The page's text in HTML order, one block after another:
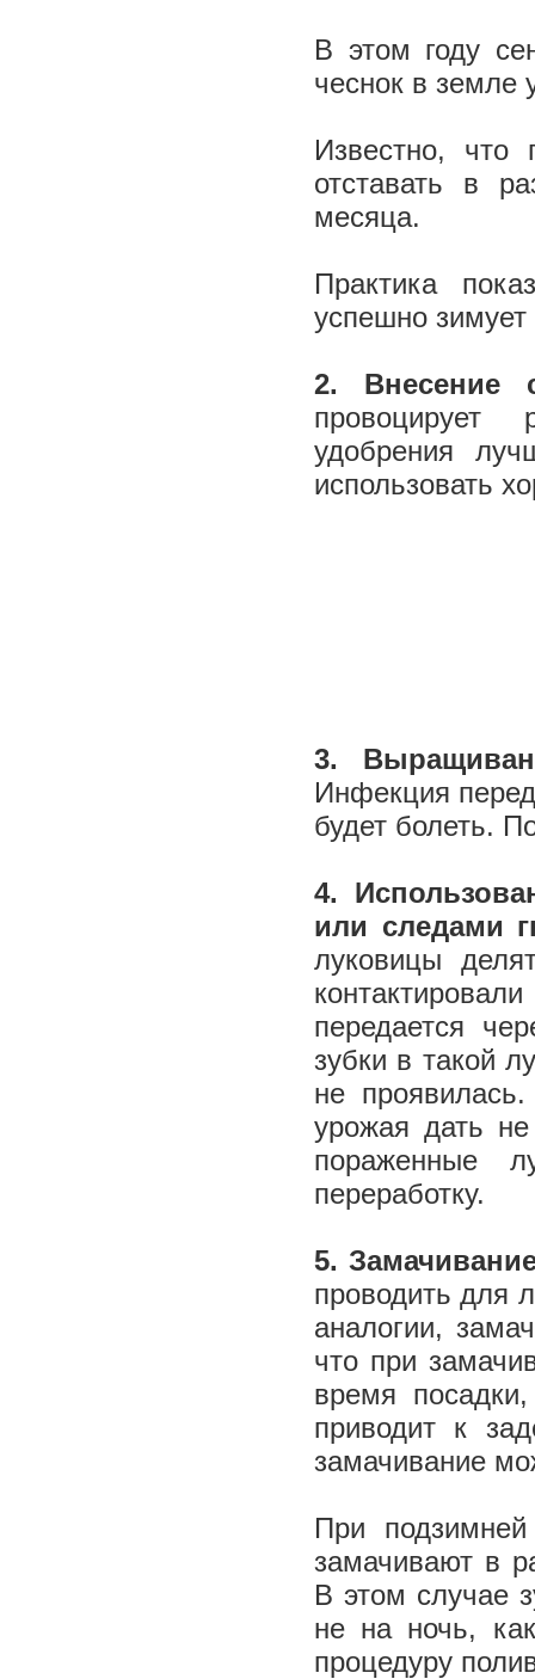
В этом году
чеснок в земле
Известно, что
отставать в
месяца.
Практика
успешно
2. Внесение
провоцирует
удобрения
использовать
3.
Инфекция
будет болеть.
4.
или следами
луковицы
передается
зубки в такой
не
урожая дать
пораженные
переработку.
5.
проводить для
аналогии,
что при
время
приводит к
замачивание
При
замачивают в
В этом случае
не на ночь,
процедуру